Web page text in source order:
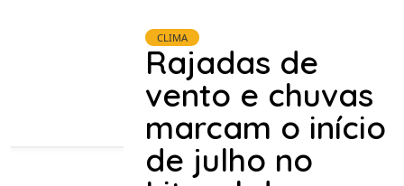
CLIMA
Rajadas de
vento e chuvas
marcam o início
de julho no